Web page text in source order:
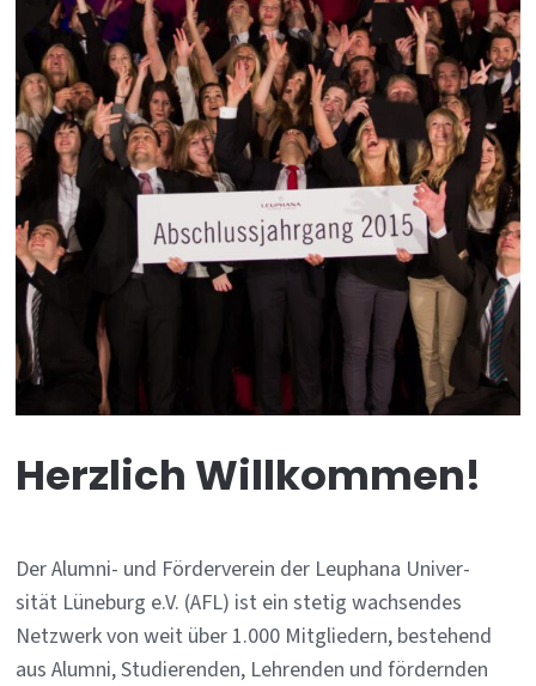
Herzlich Willkommen!
Der Alum­ni- und Förder­ver­ein der Leu­pha­na Uni­ver­
sität Lüne­burg e.V. (AFL) ist ein ste­tig wach­sen­des
Netz­werk von weit über 1.000 Mit­glie­dern, be­ste­hend
aus Alum­ni, Stu­die­ren­den, Leh­ren­den und fördern­den